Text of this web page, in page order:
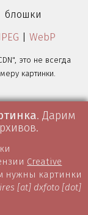
блошки
JPEG | WebP
это не всегда
картинки.
. Дарим
Creative
нужны картинки
[at] dxfoto [dot]